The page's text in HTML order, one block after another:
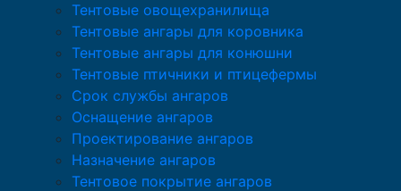
Тентовые овощехранилища
Тентовые ангары для коровника
Тентовые ангары для конюшни
Тентовые птичники и птицефермы
Срок службы ангаров
Оснащение ангаров
Проектирование ангаров
Назначение ангаров
Тентовое покрытие ангаров